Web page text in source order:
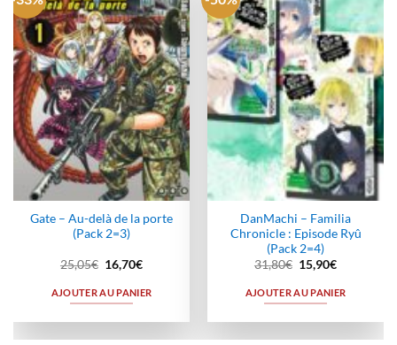
à la
wishlist
Gate – Au-delà de la porte
(Pack 2=3)
25,05€ Le
prix
initial
était :
16,70€Le
actuel
est :
AJOUTER AU PANIER
wishlist
DanMachi – Familia
Chronicle : Episode Ryû
(Pack 2=4)
31,80€ Le
prix
initial
était :
15,90€Le
actuel
est :
AJOUTER AU PANIER